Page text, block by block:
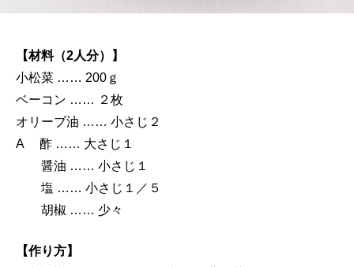
【材料（2人分）】
小松菜 …… 200ｇ
ベーコン …… ２枚
オリーブ油 …… 小さじ２
A 酢 …… 大さじ１
醤油 …… 小さじ１
塩 …… 小さじ１／５
胡椒 …… 少々
【作り方】